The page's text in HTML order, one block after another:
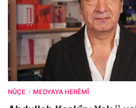
NÛÇE / MEDYAYA HERÊMÎ